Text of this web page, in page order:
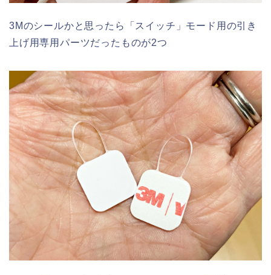
3Mのシールかと思ったら「スイッチ」モード用の引き
上げ用専用パーツだったものが2つ